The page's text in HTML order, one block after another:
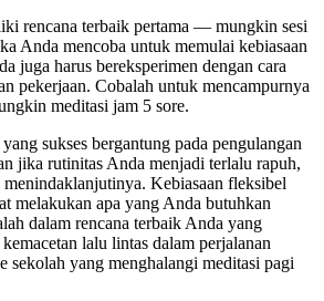
rencana terbaik pertama — mungkin sesi
Anda mencoba untuk memulai kebiasaan
juga harus bereksperimen dengan cara
pekerjaan. Cobalah untuk mencampurnya
meditasi jam 5 sore.
sukses bergantung pada pengulangan
jika rutinitas Anda menjadi terlalu rapuh,
Kebiasaan fleksibel
melakukan apa yang Anda butuhkan
dalam rencana terbaik Anda yang
lalu lintas dalam perjalanan
sekolah yang menghalangi meditasi pagi